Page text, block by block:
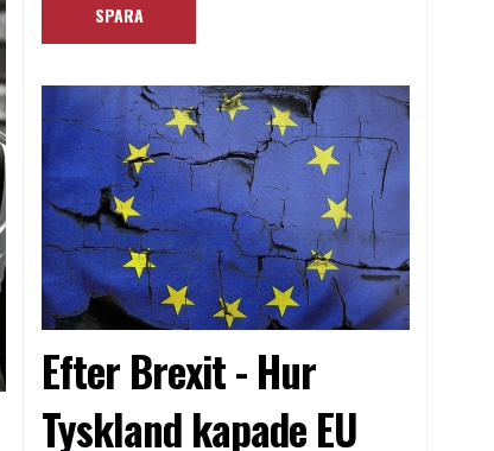
Efter Brexit - Hur
Tyskland kapade EU